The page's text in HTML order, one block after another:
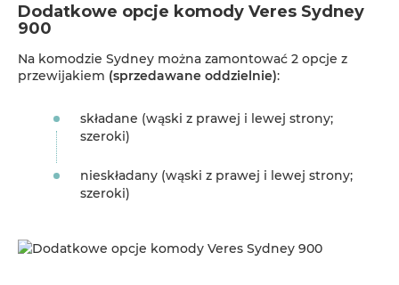
Dodatkowe opcje komody Veres Sydney
900
Na komodzie Sydney można zamontować 2 opcje z
przewijakiem (sprzedawane oddzielnie):
składane (wąski z prawej i lewej strony;
szeroki)
nieskładany (wąski z prawej i lewej strony;
szeroki)